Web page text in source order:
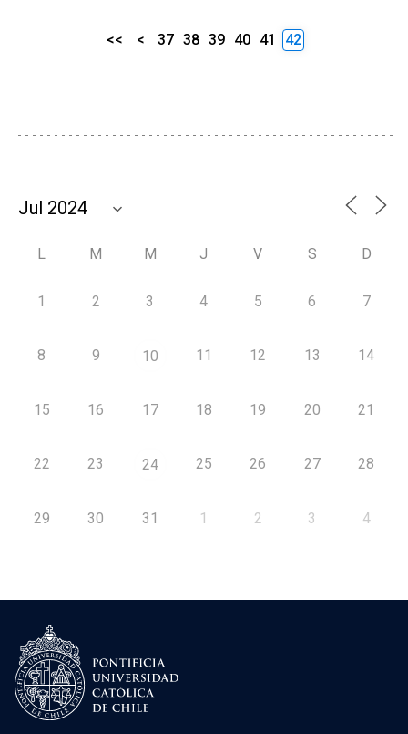
<< < 37 38 39 40 41 42
L M M J V S D
1 2 3 4 5 6 7
8 9 10 11 12 13 14
15 16 17 18 19 20 21
22 23 24 25 26 27 28
29 30 31 1 2 3 4